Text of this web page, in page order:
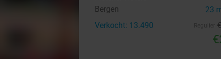
Bergen
23
Verkocht: 13.490